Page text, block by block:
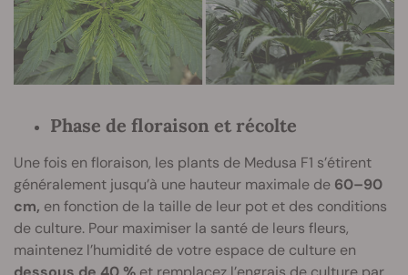
Phase de floraison et récolte
Une fois en floraison, les plants de Medusa F1 s’étirent
généralement jusqu’à une hauteur maximale de 60–90
cm, en fonction de la taille de leur pot et des conditions
de culture. Pour maximiser la santé de leurs fleurs,
maintenez l’humidité de votre espace de culture en